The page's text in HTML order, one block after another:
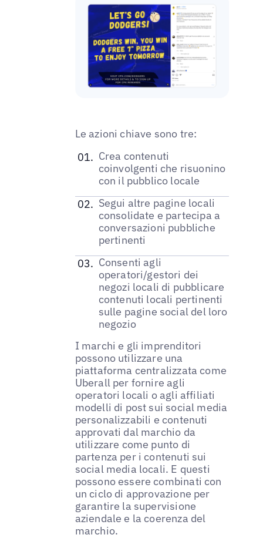
Le azioni chiave sono tre:
Crea contenuti
coinvolgenti che risuonino
con il pubblico locale
Segui altre pagine locali
consolidate e partecipa a
conversazioni pubbliche
pertinenti
Consenti agli
operatori/gestori dei
negozi locali di pubblicare
contenuti locali pertinenti
sulle pagine social del loro
negozio
I marchi e gli imprenditori
possono utilizzare una
piattaforma centralizzata come
Uberall per fornire agli
operatori locali o agli affiliati
modelli di post sui social media
personalizzabili e contenuti
approvati dal marchio da
utilizzare come punto di
partenza per i contenuti sui
social media locali. E questi
possono essere combinati con
un ciclo di approvazione per
garantire la supervisione
aziendale e la coerenza del
marchio.